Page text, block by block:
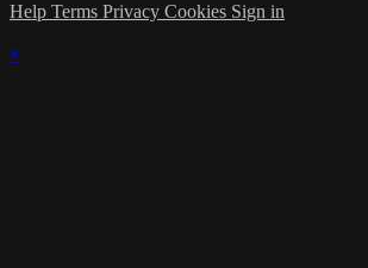
Help Terms Privacy Cookies Sign in
×